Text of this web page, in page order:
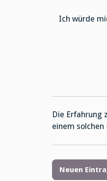
Ich würde
Die Erfahrung
einem solchen